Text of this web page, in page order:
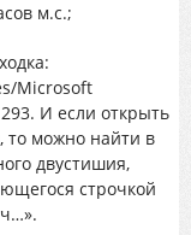
м.с.;
Microsoft
И если открыть
то можно найти в
двустишия,
строчкой